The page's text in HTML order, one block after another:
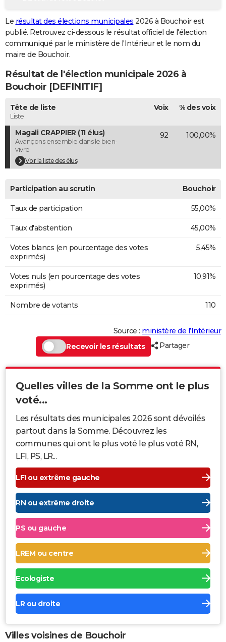
GUIDES D'ACHAT
BONS PLANS
CARTE DE VOEUX
Carte de Noël
Carte Bonne année
Carte Saint-Valentin
Carte Pâques
Carte d'anniversaire
DICTIONNAIRE
Dictionnaire
Biographies
Citations
Expressions
Proverbes
PROGRAMME TV
COPAINS D'AVANT
S'inscrire
Se connecter
Lycées
Collèges
Primaires
Universités
Entreprises
Service militaire
Avis de recherche
AVIS DE DÉCÈS
Bricolage
Lifestyle
Culture
Sport
Auto
Television
Voyage
Cinema
Le résultat des élections municipales 2026 à Bouchoir est
publié. Retrouvez ci-dessous le résultat officiel de l'élection
communiqué par le ministère de l'Intérieur et le nom du
maire de Bouchoir.
Résultat de l'élection municipale 2026 à
Bouchoir [DEFINITIF]
Tête de liste
Liste
Voix % des voix
Magali CRAPPIER (11 élus)
Avançons ensemble dans le bien-
vivre
Voir la liste des élus
92 100,00%
Participation au scrutin Bouchoir
Taux de participation 55,00%
Taux d'abstention 45,00%
Votes blancs (en pourcentage des votes
exprimés)
5,45%
Votes nuls (en pourcentage des votes
exprimés)
10,91%
Nombre de votants 110
Source : ministère de l’Intérieur
Recevoir les résultats
Partager
Quelles villes de la Somme ont le plus
voté...
Les résultats des municipales 2026 sont dévoilés
partout dans la Somme. Découvrez les
communes qui ont le plus voté le plus voté RN,
LFI, PS, LR...
LFI ou extrême gauche
RN ou extrême droite
PS ou gauche
LREM ou centre
Ecologiste
LR ou droite
Villes voisines de Bouchoir